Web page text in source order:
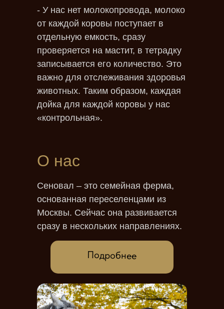
- У нас нет молокопровода, молоко
от каждой коровы поступает в
отдельную емкость, сразу
проверяется на мастит, в тетрадку
записывается его количество. Это
важно для отслеживания здоровья
животных. Таким образом, каждая
дойка для каждой коровы у нас
«контрольная».
О нас
Сеновал – это семейная ферма,
основанная переселенцами из
Москвы. Сейчас она развивается
сразу в нескольких направлениях.
Подробнее